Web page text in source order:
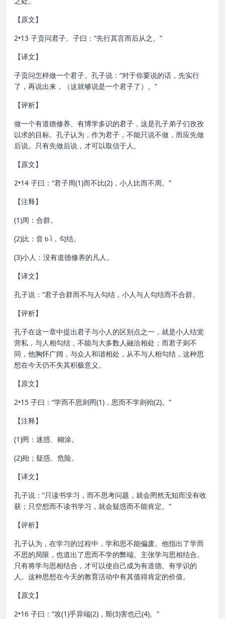
【原文】
2•13 子贡问君子。子曰：“先行其言而后从之。”
【译文】
子贡问怎样做一个君子。孔子说：“对于你要说的话，先实行
了，再说出来，（这就够说是一个君子了）。”
【评析】
做一个有道德修养、有博学多识的君子，这是孔子弟子们孜孜
以求的目标。孔子认为，作为君子，不能只说不做，而应先做
后说。只有先做后说，才可以取信于人。
【原文】
2•14 子曰：“君子周(1)而不比(2)，小人比而不周。”
【注释】
(1)周：合群。
(2)比：音ｂì，勾结。
(3)小人：没有道德修养的凡人。
【译文】
孔子说：“君子合群而不与人勾结，小人与人勾结而不合群。
【评析】
孔子在这一章中提出君子与小人的区别点之一，就是小人结党
营私，与人相勾结，不能与大多数人融洽相处；而君子则不
同，他胸怀广阔，与众人和谐相处，从不与人相勾结，这种思
想在今天仍不失其积极意义。
【原文】
2•15 子曰：“学而不思则罔(1)，思而不学则殆(2)。”
【注释】
(1)罔：迷惑、糊涂。
(2)殆；疑惑、危险。
【译文】
孔子说：“只读书学习，而不思考问题，就会罔然无知而没有收
获；只空想而不读书学习，就会疑惑而不能肯定。“
【评析】
孔子认为，在学习的过程中，学和思不能偏废。他指出了学而
不思的局限，也道出了思而不学的弊端。主张学与思相结合。
只有将学与思相结合，才可以使自己成为有道德、有学识的
人。这种思想在今天的教育活动中有其值得肯定的价值。
【原文】
2•16 子曰：“攻(1)乎异端(2)，斯(3)害也已(4)。”